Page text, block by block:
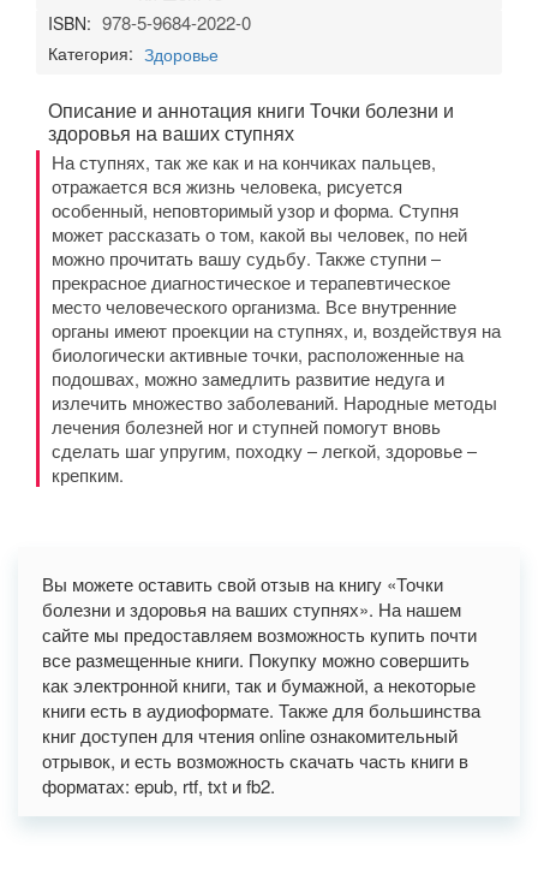
ISBN: 978-5-9684-2022-0
Категория: Здоровье
Описание и аннотация книги Точки болезни и
здоровья на ваших ступнях
На ступнях, так же как и на кончиках пальцев,
отражается вся жизнь человека, рисуется
особенный, неповторимый узор и форма. Ступня
может рассказать о том, какой вы человек, по ней
можно прочитать вашу судьбу. Также ступни –
прекрасное диагностическое и терапевтическое
место человеческого организма. Все внутренние
органы имеют проекции на ступнях, и, воздействуя на
биологически активные точки, расположенные на
подошвах, можно замедлить развитие недуга и
излечить множество заболеваний. Народные методы
лечения болезней ног и ступней помогут вновь
сделать шаг упругим, походку – легкой, здоровье –
крепким.
Вы можете оставить свой отзыв на книгу «Точки
болезни и здоровья на ваших ступнях». На нашем
сайте мы предоставляем возможность купить почти
все размещенные книги. Покупку можно совершить
как электронной книги, так и бумажной, а некоторые
книги есть в аудиоформате. Также для большинства
книг доступен для чтения online ознакомительный
отрывок, и есть возможность скачать часть книги в
форматах: epub, rtf, txt и fb2.